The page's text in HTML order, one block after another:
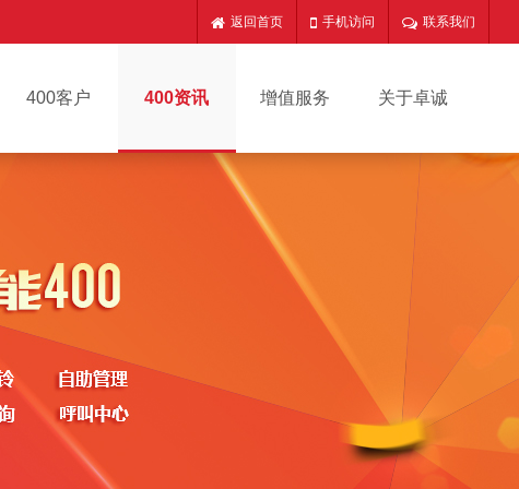
返回首页 手机访问 联系我们
400客户 400资讯 增值服务 关于卓诚